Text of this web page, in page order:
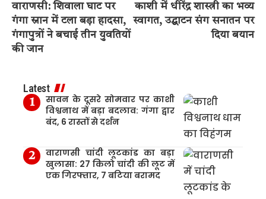
वाराणसी: शिवाला घाट पर
गंगा स्नान में टला बड़ा हादसा,
गंगापुत्रों ने बचाई तीन युवतियों
की जान
काशी में धीरेंद्र शास्त्री का भव्य
स्वागत, उद्घाटन संग सनातन पर
दिया बयान
Latest
सावन के दूसरे सोमवार पर काशी
विश्वनाथ में बड़ा बदलाव: गंगा द्वार
बंद, 6 रास्तों से दर्शन
वाराणसी चांदी लूटकांड का बड़ा
खुलासा: 27 किलो चांदी की लूट में
एक गिरफ्तार, 7 बटिया बरामद